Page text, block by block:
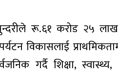
रू.६१ करोड २५
पर्यटन विकासलाई
गर्दै शिक्षा,